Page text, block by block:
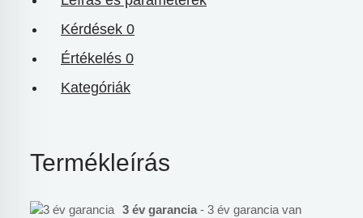
Kérdések 0
Értékelés 0
Kategóriák
Termékleírás
3 év garancia - 3 év garancia van